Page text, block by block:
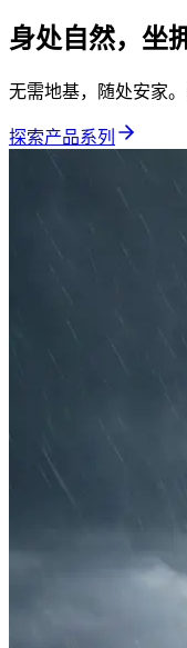
身处自然，坐
无需地基，随处安家
探索产品系列